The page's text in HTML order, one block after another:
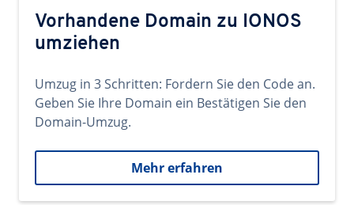
Vorhandene Domain zu IONOS
umziehen
Umzug in 3 Schritten: Fordern Sie den Code an.
Geben Sie Ihre Domain ein Bestätigen Sie den
Domain-Umzug.
Mehr erfahren